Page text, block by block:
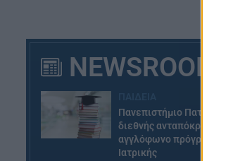
NEWSROOM
Πανεπιστήμιο Πατρών: Ισχυρή
διεθνής ανταπόκριση στο νέο
αγγλόφωνο πρόγραμμα
Ιατρικής